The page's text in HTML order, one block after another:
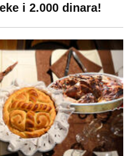
i 2.000 dinara!